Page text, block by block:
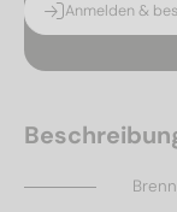
Anmelden &